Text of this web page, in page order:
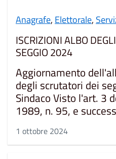
Anagrafe, Elettorale,
ISCRIZIONI ALBO
SEGGIO 2024
Aggiornamento
degli scrutatori dei
Sindaco Visto l'art. 3
1989, n. 95, e
1 ottobre 2024